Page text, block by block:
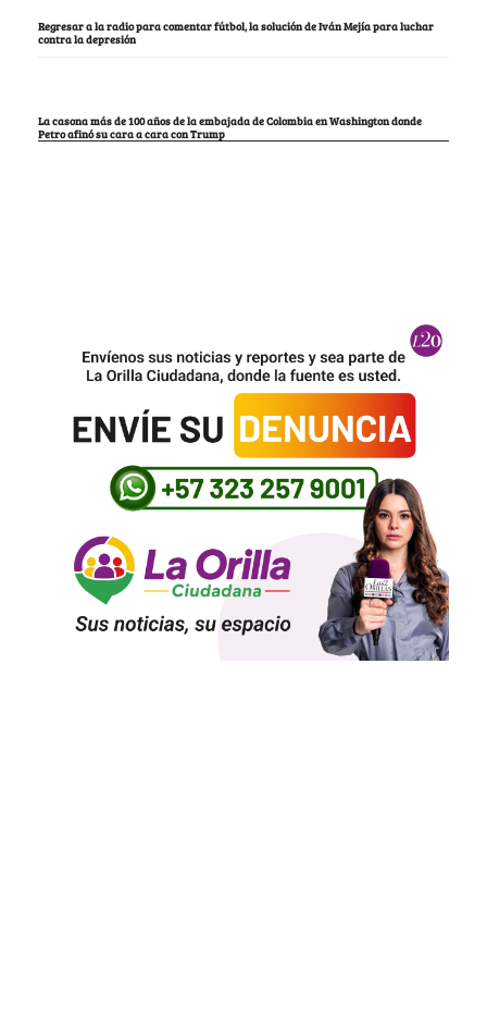
Regresar a la radio para comentar fútbol, la solución de Iván Mejía para luchar
contra la depresión
La casona más de 100 años de la embajada de Colombia en Washington donde
Petro afinó su cara a cara con Trump